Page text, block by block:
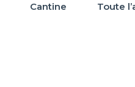
Cantine Toute